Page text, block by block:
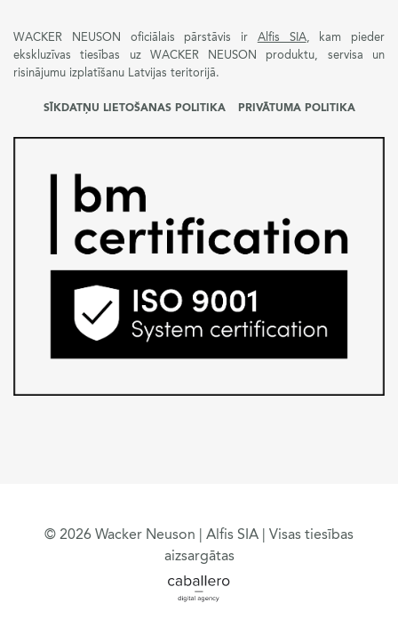
WACKER NEUSON oficiālais pārstāvis ir Alfis SIA, kam pieder
ekskluzīvas tiesības uz WACKER NEUSON produktu, servisa un
risinājumu izplatīšanu Latvijas teritorijā.
SĪKDATŅU LIETOŠANAS POLITIKA PRIVĀTUMA POLITIKA
© 2026 Wacker Neuson | Alfis SIA | Visas tiesības
aizsargātas